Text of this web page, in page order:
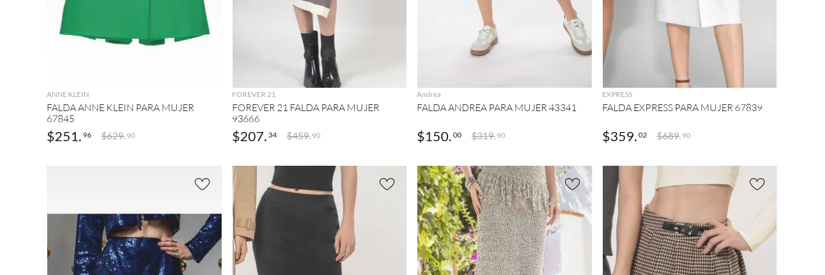
ANNE KLEIN
FALDA ANNE KLEIN PARA MUJER
67845
$251. 96 $629. 90
AGREGAR
FOREVER 21
FOREVER 21 FALDA PARA MUJER
93666
$207. 34 $459. 90
Andrea
FALDA ANDREA PARA MUJER 43341
$150. 00 $319. 90
AGREGAR
EXPRESS
FALDA EXPRESS PARA MUJER 67839
$359. 02 $689. 90